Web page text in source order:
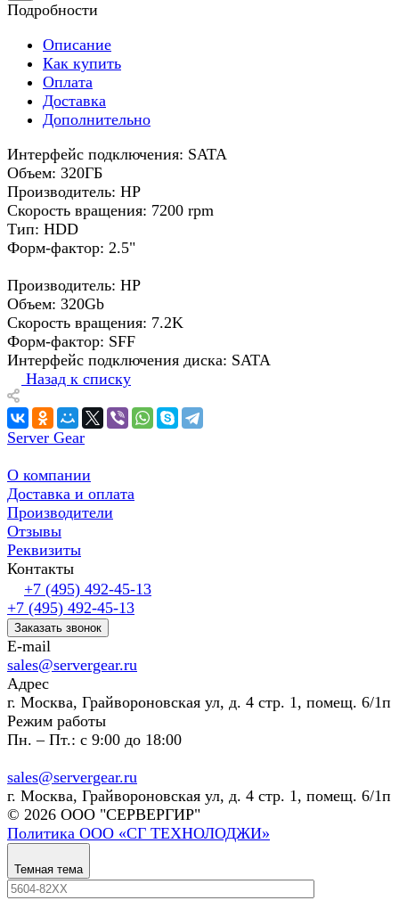
Подробности
Описание
Как купить
Оплата
Доставка
Дополнительно
Интерфейс подключения: SATA
Объем: 320ГБ
Производитель: HP
Скорость вращения: 7200 rpm
Тип: HDD
Форм-фактор: 2.5"
Производитель: HP
Объем: 320Gb
Скорость вращения: 7.2K
Форм-фактор: SFF
Интерфейс подключения диска: SATA
Назад к списку
Server Gear
О компании
Доставка и оплата
Производители
Отзывы
Реквизиты
Контакты
+7 (495) 492-45-13
+7 (495) 492-45-13
Заказать звонок
E-mail
sales@servergear.ru
Адрес
г. Москва, Грайвороновская ул, д. 4 стр. 1, помещ. 6/1п
Режим работы
Пн. – Пт.: с 9:00 до 18:00
sales@servergear.ru
г. Москва, Грайвороновская ул, д. 4 стр. 1, помещ. 6/1п
© 2026 ООО "СЕРВЕРГИР"
Политика ООО «СГ ТЕХНОЛОДЖИ»
Темная тема